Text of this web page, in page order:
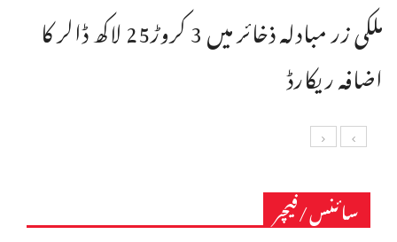
ملکی زر مبادلہ ذخائر میں 3 کروڑ25 لاکھ ڈالر کا
اضافہ ریکارڈ
سائنس/فیچر